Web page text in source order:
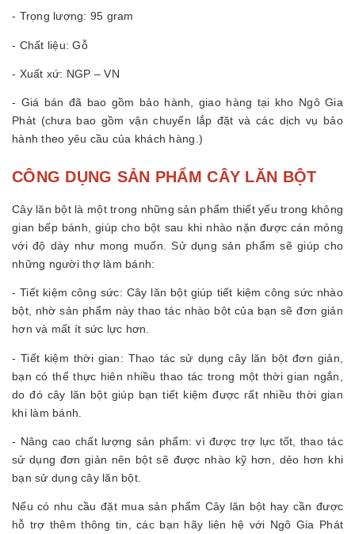
- Trọng lượng: 95 gram
- Chất liệu: Gỗ
- Xuất xứ: NGP – VN
- Giá bán đã bao gồm bảo hành, giao hàng tại kho Ngô Gia
Phát (chưa bao gồm vận chuyển lắp đặt và các dịch vụ bảo
hành theo yêu cầu của khách hàng.)
CÔNG DỤNG SẢN PHẨM CÂY LĂN BỘT
Cây lăn bột là một trong những sản phẩm thiết yếu trong không
gian bếp bánh, giúp cho bột sau khi nhào nặn được cán mỏng
với độ dày như mong muốn. Sử dụng sản phẩm sẽ giúp cho
những người thợ làm bánh:
- Tiết kiệm công sức: Cây lăn bột giúp tiết kiệm công sức nhào
bột, nhờ sản phẩm này thao tác nhào bột của bạn sẽ đơn giản
hơn và mất ít sức lực hơn.
- Tiết kiệm thời gian: Thao tác sử dụng cây lăn bột đơn giản,
bạn có thể thực hiên nhiều thao tác trong một thời gian ngắn,
do đó cây lăn bột giúp bạn tiết kiệm được rất nhiều thời gian
khi làm bánh.
- Nâng cao chất lượng sản phẩm: vì được trợ lực tốt, thao tác
sử dụng đơn giản nên bột sẽ được nhào kỹ hơn, dẻo hơn khi
bạn sử dụng cây lăn bột.
Nếu có nhu cầu đặt mua sản phẩm Cây lăn bột hay cần được
hỗ trợ thêm thông tin, các bạn hãy liên hệ với Ngô Gia Phát